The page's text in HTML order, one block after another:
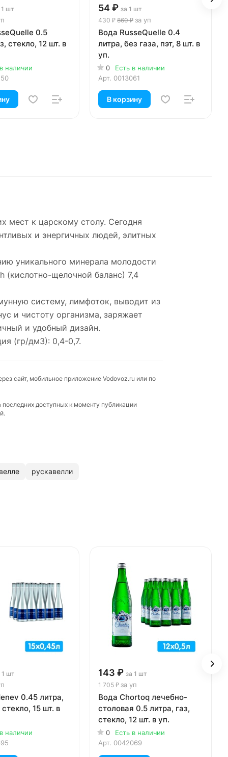
1 шт
0.5
стекло, 12 шт. в
наличии
54 ₽ за 1 шт
430 ₽ 860 ₽ за уп
Вода RusseQuelle 0.4
литра, без газа, пэт, 8 шт. в
уп.
0
Есть в наличии
Арт. 0013061
В корзину
мест к царскому столу. Сегодня
и энергичных людей, элитных
уникального минерала молодости
(кислотно-щелочной баланс) 7,4
систему, лимфоток, выводит из
и чистоту организма, заряжает
и удобный дизайн.
(гр/дм3): 0,4-0,7.
сайт, мобильное приложение Vodovoz.ru или по
доступных к моменту публикации
рускавелли
1 шт
0.45 литра,
15 шт. в
наличии
143 ₽ за 1 шт
1 705 ₽ за уп
Вода Chortoq лечебно-
столовая 0.5 литра, газ,
стекло, 12 шт. в уп.
0
Есть в наличии
Арт. 0042069